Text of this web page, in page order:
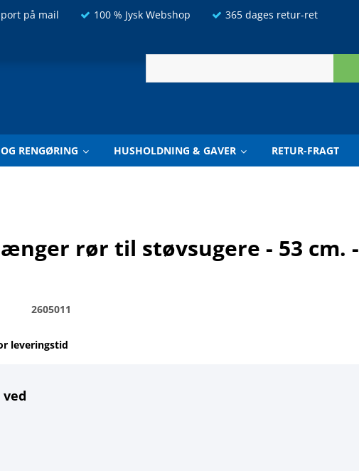
på mail 100 % Jysk Webshop 365 dages retur-ret
OG RENGØRING HUSHOLDNING & GAVER RETUR-FRAGT
rør til støvsugere - 53 cm. -
2605011
leveringstid